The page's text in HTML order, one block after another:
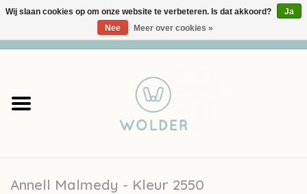
Garens
Accessoires
Annell Malmedy - Kleur 2550
Wij slaan cookies op om onze website te verbeteren. Is dat akkoord?
Ja
Nee
Meer over cookies »